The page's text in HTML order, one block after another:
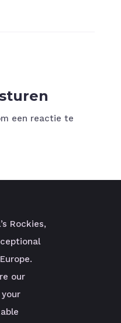
een reactie te
Rockies,
our